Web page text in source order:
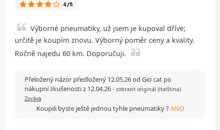
4/5
Výborné pneumatiky, už jsem je kupoval dříve;
určitě je koupím znovu. Výborný poměr ceny a kvality.
Ročně najedu 60 km. Doporučuji.
Přeložený názor předložený 12.05.26 od Gio cat po
nákupní zkušenosti z 12.04.26- zobrazit originál (italština)
Zpráva
Koupili byste ještě jednou tyhle pneumatiky ?ANO